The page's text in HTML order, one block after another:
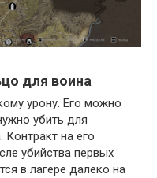
для воина
урону. Его можно
убить для
на его
убийства первых
в лагере далеко на